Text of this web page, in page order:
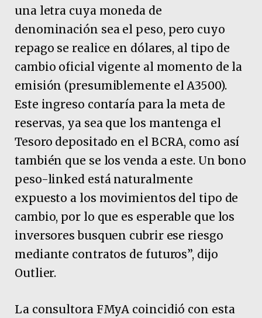
una letra cuya moneda de
denominación sea el peso, pero cuyo
repago se realice en dólares, al tipo de
cambio oficial vigente al momento de la
emisión (presumiblemente el A3500).
Este ingreso contaría para la meta de
reservas, ya sea que los mantenga el
Tesoro depositado en el BCRA, como así
también que se los venda a este. Un bono
peso-linked está naturalmente
expuesto a los movimientos del tipo de
cambio, por lo que es esperable que los
inversores busquen cubrir ese riesgo
mediante contratos de futuros”, dijo
Outlier.
La consultora FMyA coincidió con esta